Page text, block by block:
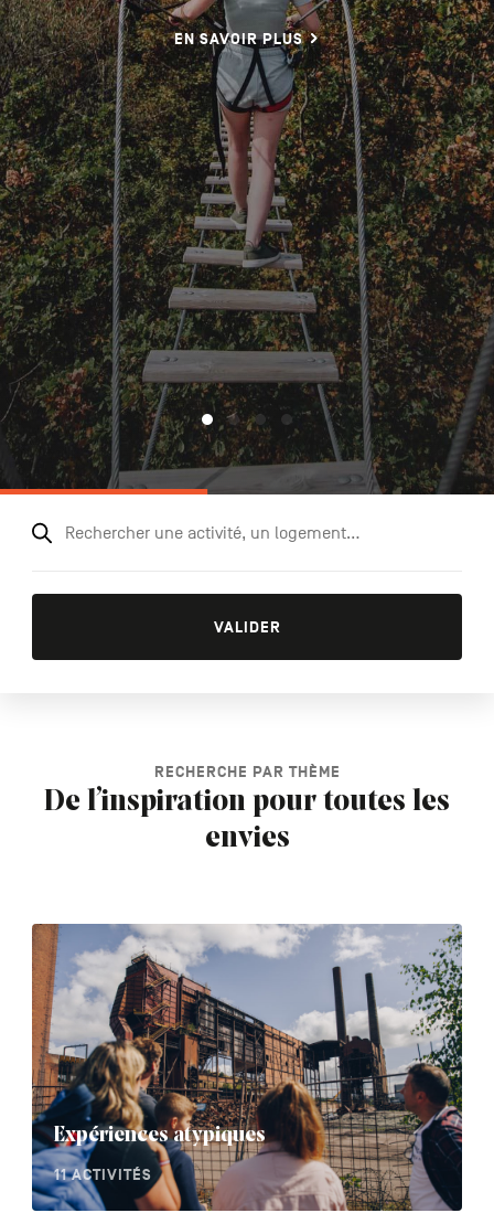
NL DE EN
Navigation
secondaire
EN SAVOIR PLUS
Rechercher
activité,
logement…
VALIDER
RECHERCHE PAR THÈME
De l’inspiration pour toutes les
envies
Expériences atypiques
11 ACTIVITÉS